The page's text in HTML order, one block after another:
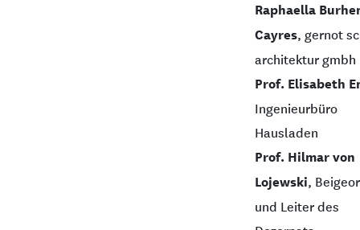
Raphaella
Cayres, gernot
architektur gmbh
Prof. Elisabeth
Ingenieurbüro
Hausladen
Prof. Hilmar von
Lojewski,
und Leiter des